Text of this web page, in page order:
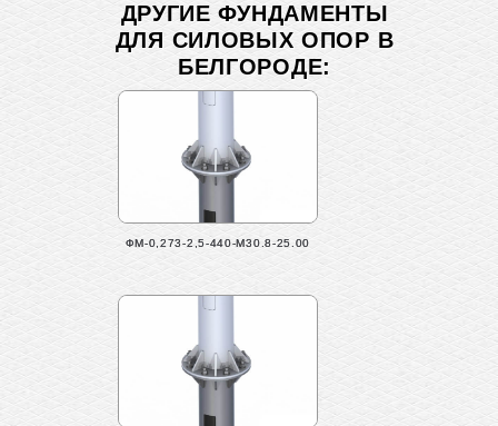
ДРУГИЕ ФУНДАМЕНТЫ
ДЛЯ СИЛОВЫХ ОПОР В
БЕЛГОРОДЕ:
ФМ-0,273-2,5-440-М30.8-25.00